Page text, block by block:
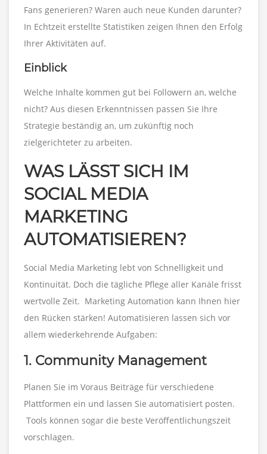
Fans generieren? Waren auch neue Kunden darunter?
In Echtzeit erstellte Statistiken zeigen Ihnen den Erfolg
Ihrer Aktivitäten auf.
Einblick
Welche Inhalte kommen gut bei Followern an, welche
nicht? Aus diesen Erkenntnissen passen Sie Ihre
Strategie beständig an, um zukünftig noch
zielgerichteter zu arbeiten.
WAS LÄSST SICH IM
SOCIAL MEDIA
MARKETING
AUTOMATISIEREN?
Social Media Marketing lebt von Schnelligkeit und
Kontinuität. Doch die tägliche Pflege aller Kanäle frisst
wertvolle Zeit. Marketing Automation kann Ihnen hier
den Rücken stärken! Automatisieren lassen sich vor
allem wiederkehrende Aufgaben:
1. Community Management
Planen Sie im Voraus Beiträge für verschiedene
Plattformen ein und lassen Sie automatisiert posten.
Tools können sogar die beste Veröffentlichungszeit
vorschlagen.